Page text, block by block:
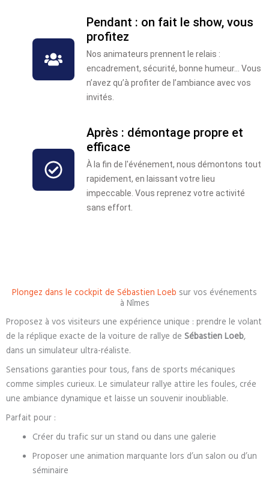
Pendant : on fait le show, vous
profitez
Nos animateurs prennent le relais :
encadrement, sécurité, bonne humeur… Vous
n’avez qu’à profiter de l’ambiance avec vos
invités.
Après : démontage propre et
efficace
À la fin de l'événement, nous démontons tout
rapidement, en laissant votre lieu
impeccable. Vous reprenez votre activité
sans effort.
Plongez dans le cockpit de Sébastien Loeb sur vos événements
à Nîmes
Proposez à vos visiteurs une expérience unique : prendre le volant
de la réplique exacte de la voiture de rallye de Sébastien Loeb,
dans un simulateur ultra-réaliste.
Sensations garanties pour tous, fans de sports mécaniques
comme simples curieux. Le simulateur rallye attire les foules, crée
une ambiance dynamique et laisse un souvenir inoubliable.
Parfait pour :
Créer du trafic sur un stand ou dans une galerie
Proposer une animation marquante lors d’un salon ou d’un
séminaire